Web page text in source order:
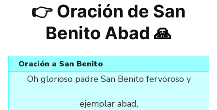
👉 Oración de San
Benito Abad 🙏
Oración a San Benito
Oh glorioso padre San Benito fervoroso y
ejemplar abad,